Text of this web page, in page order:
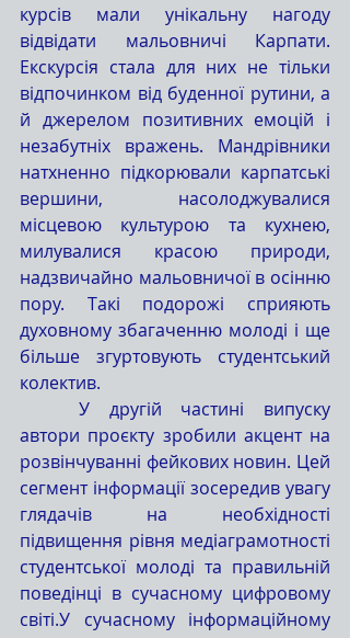
курсів мали унікальну нагоду
відвідати мальовничі Карпати.
Екскурсія стала для них не тільки
відпочинком від буденної рутини, а
й джерелом позитивних емоцій і
незабутніх вражень. Мандрівники
натхненно підкорювали карпатські
вершини, насолоджувалися
місцевою культурою та кухнею,
милувалися красою природи,
надзвичайно мальовничої в осінню
пору. Такі подорожі сприяють
духовному збагаченню молоді і ще
більше згуртовують студентський
колектив.
автори проєкту зробили акцент на
розвінчуванні фейкових новин. Цей
сегмент інформації зосередив увагу
глядачів на необхідності
підвищення рівня медіаграмотності
студентської молоді та правильній
поведінці в сучасному цифровому
світі.У сучасному інформаційному